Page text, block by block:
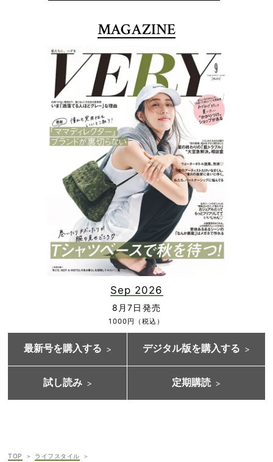
MAGAZINE
Sep 2026
8月7日発売
1000円（税込）
最新号を購入する デジタル版を購入する
試し読み 定期購読
TOP
ライフスタイル